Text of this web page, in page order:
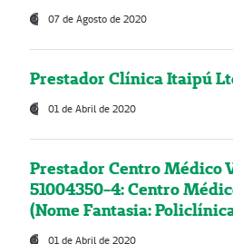
07 de Agosto de 2020
Prestador Clínica Itaipú
01 de Abril de 2020
Prestador Centro Médico
51004350-4: Centro
(Nome Fantasia:
01 de Abril de 2020